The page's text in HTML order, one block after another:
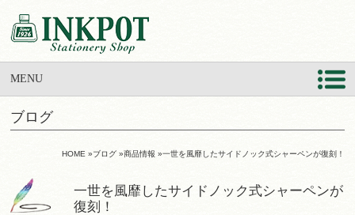
MENU
ブログ
HOME »ブログ»商品情報 »一世を風靡したサイドノック式シャーペンが復刻！
一世を風靡したサイドノック式シャーペンが
復刻！